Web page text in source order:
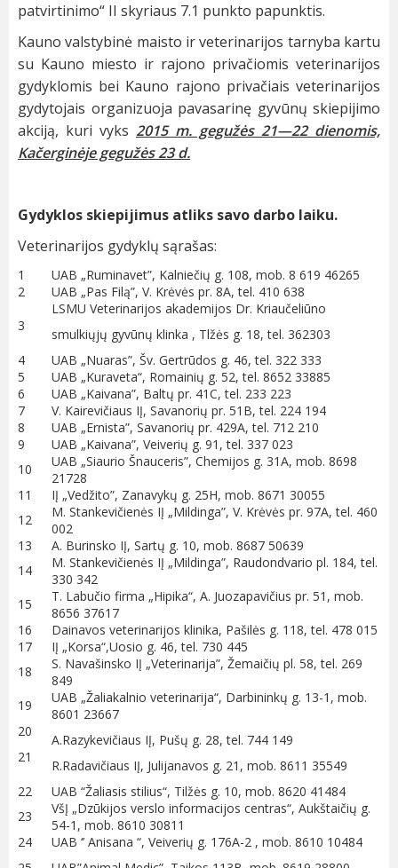
patvirtinimo“ II skyriaus 7.1 punkto papunktis.
Kauno valstybinė maisto ir veterinarijos tarnyba kartu
su Kauno miesto ir rajono privačiomis veterinarijos
gydyklomis bei Kauno rajono privačiais veterinarijos
gydytojais organizuoja pavasarinę gyvūnų skiepijimo
akciją, kuri vyks 2015 m. gegužės 21—22 dienomis,
Kačerginėje gegužės 23 d.
Gydyklos skiepijimus atliks savo darbo laiku.
Veterinarijos gydyklų sąrašas:
1
UAB „Ruminavet”, Kalniečių g. 108, mob. 8 619 46265
2
UAB „Pas Filą”, V. Krėvės pr. 8A, tel. 410 638
3
LSMU Veterinarijos akademijos Dr. Kriaučeliūno
smulkiųjų gyvūnų klinka , Tlžės g. 18, tel. 362303
4
UAB „Nuaras”, Šv. Gertrūdos g. 46, tel. 322 333
5
UAB „Kuraveta“, Romainių g. 52, tel. 8652 33885
6
UAB „Kaivana”, Baltų pr. 41C, tel. 233 223
7
V. Kairevičiaus IĮ, Savanorių pr. 51B, tel. 224 194
8
UAB „Ernista”, Savanorių pr. 429A, tel. 712 210
9
UAB „Kaivana”, Veiverių g. 91, tel. 337 023
10
UAB „Siaurio Šnauceris”, Chemijos g. 31A, mob. 8698
21728
11
IĮ „Vedžito”, Zanavykų g. 25H, mob. 8671 30055
12
M. Stankevičienės IĮ „Mildinga”, V. Krėvės pr. 97A, tel. 460
002
13
A. Burinsko IĮ, Sartų g. 10, mob. 8687 50639
14
M. Stankevičienės IĮ „Mildinga”, Raudondvario pl. 184, tel.
330 342
15
T. Labučio firma „Hipika“, A. Juozapavičius pr. 51, mob.
8656 37617
16
Dainavos veterinarijos klinika, Pašilės g. 118, tel. 478 015
17
IĮ „Korsa“,Uosio g. 46, tel. 730 445
18
S. Navašinsko IĮ „Veterinarija”, Žemaičių pl. 58, tel. 269
849
19
20
21
UAB „Žaliakalnio veterinarija“, Darbininkų g. 13-1, mob.
8601 23667
A.Razykevičiaus IĮ, Pušų g. 28, tel. 744 149
R.Radavičiaus IĮ, Julijanavos g. 21, mob. 8611 35549
22
UAB “Žaliasis stilius“, Tilžės g. 10, mob. 8620 41484
23
VšĮ „Dzūkijos verslo informacijos centras“, Aukštaičių g.
54-1, mob. 8610 30811
24
UAB ‘’ Anisana “, Veiverių g. 176A-2 , mob. 8610 10484